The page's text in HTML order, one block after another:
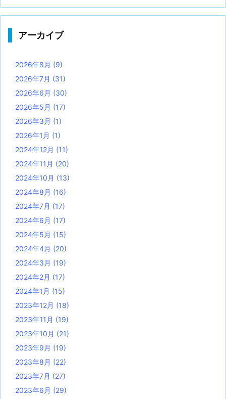
アーカイブ
2026年8月 (9)
2026年7月 (31)
2026年6月 (30)
2026年5月 (17)
2026年3月 (1)
2026年1月 (1)
2024年12月 (11)
2024年11月 (20)
2024年10月 (13)
2024年8月 (16)
2024年7月 (17)
2024年6月 (17)
2024年5月 (15)
2024年4月 (20)
2024年3月 (19)
2024年2月 (17)
2024年1月 (15)
2023年12月 (18)
2023年11月 (19)
2023年10月 (21)
2023年9月 (19)
2023年8月 (22)
2023年7月 (27)
2023年6月 (29)